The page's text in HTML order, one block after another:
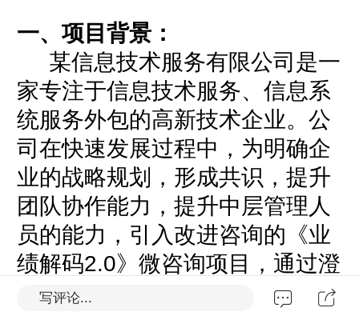
一、项目背景：
某信息技术服务有限公司是一
家专注于信息技术服务、信息系
统服务外包的高新技术企业。公
司在快速发展过程中，为明确企
业的战略规划，形成共识，提升
团队协作能力，提升中层管理人
员的能力，引入改进咨询的 《业
绩解码2.0》微咨询项目，通过澄
清企业战略，导入基于GPS-IE ©
写评论...